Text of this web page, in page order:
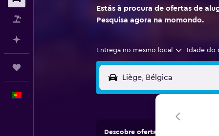
Estás à procura de ofertas de
Pesquisa agora na momondo.
Entrega no mesmo local Idade do
Descobre ofertas de rent-a-cars